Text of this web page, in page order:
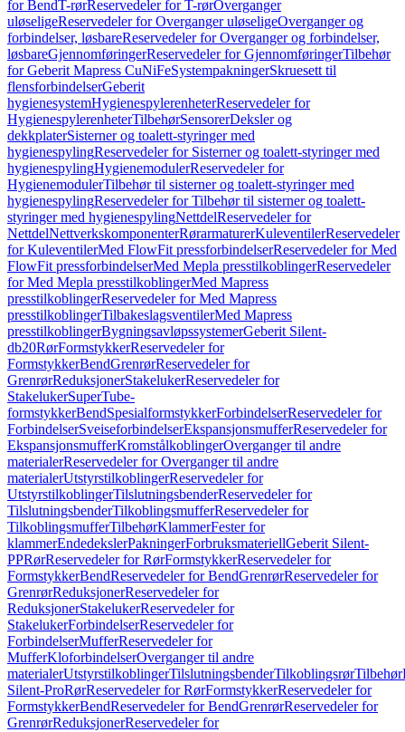
for BendT-rørReservedeler for T-rørOverganger
uløseligeReservedeler for Overganger uløseligeOverganger og
forbindelser, løsbareReservedeler for Overganger og forbindelser,
løsbareGjennomføringerReservedeler for GjennomføringerTilbehør
for Geberit Mapress CuNiFeSystempakningerSkruesett til
flensforbindelserGeberit
hygienesystemHygienespylerenheterReservedeler for
HygienespylerenheterTilbehørSensorerDeksler og
dekkplaterSisterner og toalett-styringer med
hygienespylingReservedeler for Sisterner og toalett-styringer med
hygienespylingHygienemodulerReservedeler for
HygienemodulerTilbehør til sisterner og toalett-styringer med
hygienespylingReservedeler for Tilbehør til sisterner og toalett-
styringer med hygienespylingNettdelReservedeler for
NettdelNettverkskomponenterRørarmaturerKuleventilerReservedeler
for KuleventilerMed FlowFit pressforbindelserReservedeler for Med
FlowFit pressforbindelserMed Mepla presstilkoblingerReservedeler
for Med Mepla presstilkoblingerMed Mapress
presstilkoblingerReservedeler for Med Mapress
presstilkoblingerTilbakeslagsventilerMed Mapress
presstilkoblingerBygningsavløpssystemerGeberit Silent-
db20RørFormstykkerReservedeler for
FormstykkerBendGrenrørReservedeler for
GrenrørReduksjonerStakelukerReservedeler for
StakelukerSuperTube-
formstykkerBendSpesialformstykkerForbindelserReservedeler for
ForbindelserSveiseforbindelserEkspansjonsmufferReservedeler for
EkspansjonsmufferKromstålkoblingerOverganger til andre
materialerReservedeler for Overganger til andre
materialerUtstyrstilkoblingerReservedeler for
UtstyrstilkoblingerTilslutningsbenderReservedeler for
TilslutningsbenderTilkoblingsmufferReservedeler for
TilkoblingsmufferTilbehørKlammerFester for
klammerEndedekslerPakningerForbruksmateriellGeberit Silent-
PPRørReservedeler for RørFormstykkerReservedeler for
FormstykkerBendReservedeler for BendGrenrørReservedeler for
GrenrørReduksjonerReservedeler for
ReduksjonerStakelukerReservedeler for
StakelukerForbindelserReservedeler for
ForbindelserMufferReservedeler for
MufferKloforbindelserOverganger til andre
materialerUtstyrstilkoblingerTilslutningsbenderTilkoblingsrørTilbehør
Silent-ProRørReservedeler for RørFormstykkerReservedeler for
FormstykkerBendReservedeler for BendGrenrørReservedeler for
GrenrørReduksjonerReservedeler for